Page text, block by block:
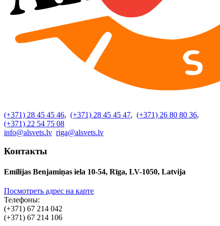
(+371) 28 45 45 46, (+371) 28 45 45 47, (+371) 26 80 80 36,
(+371) 22 54 75 08
info@alsvets.lv riga@alsvets.lv
Контакты
Emīlijas Benjamiņas iela 10-54, Rīga, LV-1050, Latvija
Посмотреть адрес на карте
Телефоны:
(+371) 67 214 042
(+371) 67 214 106